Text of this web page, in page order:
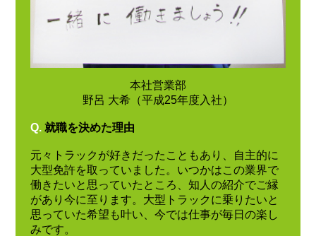
本社営業部
野呂 大希（平成25年度入社）
Q. 就職を決めた理由
元々トラックが好きだったこともあり、自主的に
大型免許を取っていました。いつかはこの業界で
働きたいと思っていたところ、知人の紹介でご縁
があり今に至ります。大型トラックに乗りたいと
思っていた希望も叶い、今では仕事が毎日の楽し
みです。